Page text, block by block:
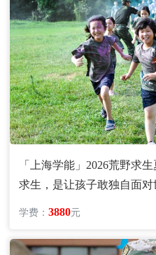
「上海学能」2026荒野求
求生，是让孩子敢独自面对
学费：3880元